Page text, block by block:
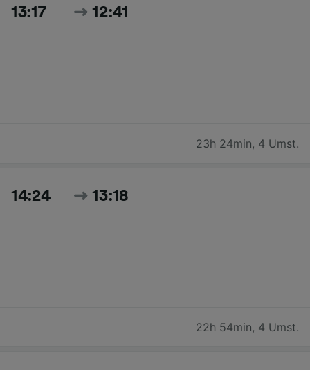
13:17 12:41
23h 24min, 4 Umst.
14:24 13:18
22h 54min, 4 Umst.